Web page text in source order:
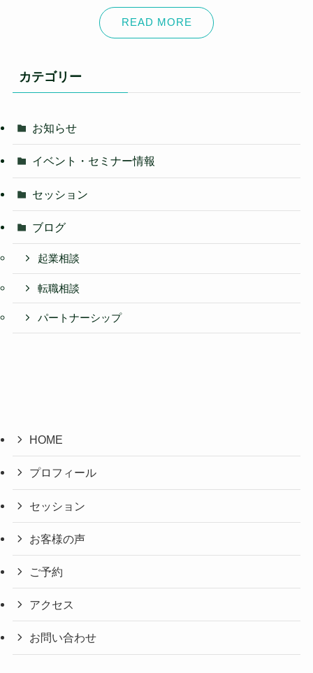
READ MORE
カテゴリー
お知らせ
イベント・セミナー情報
セッション
ブログ
起業相談
転職相談
パートナーシップ
HOME
プロフィール
セッション
お客様の声
ご予約
アクセス
お問い合わせ